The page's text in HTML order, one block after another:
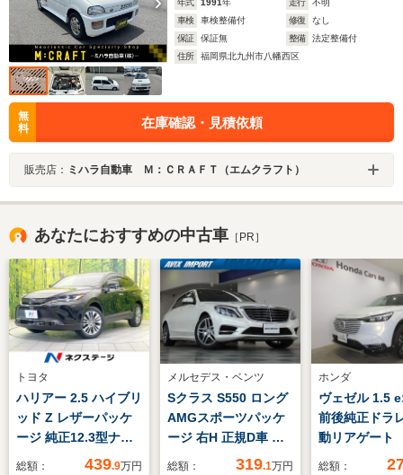
年式 1991年 走行
不明
車検
車検整備付 修復
なし
保証
保証無 整備
法定整備付
住所
福岡県北九州市八幡西区
無
料
在庫確認・見積依頼
販売店： ミハラ自動車 Ｍ：ＣＲＡＦＴ（エムクラフト）
あなたにおすすめの中古車 ［PR］
トヨタ
ハリアー 2.5 ハイブリ
ッド Z レザーパッケ
ージ 純正12.3型ナ
ビ バックカメラ
総額： 439.9万円
メルセデス・ベンツ
Sクラス S550 ロング
AMGスポーツパッケ
ージ 右H 正規D車 パ
ノラマSR 黒革 全席シ
総額： 319.1万円
ホンダ
ヴェゼル 1.5
前後純正ドラ
動リアゲー
ハンドルヒ
総額：